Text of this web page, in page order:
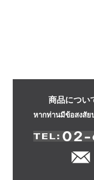
商品につい
หากท่านมีข้อสงสัย